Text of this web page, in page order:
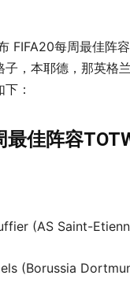
FIFA20每周最佳阵
子，本耶德，那英格
：
最佳阵容
(AS Saint-
(Borussia